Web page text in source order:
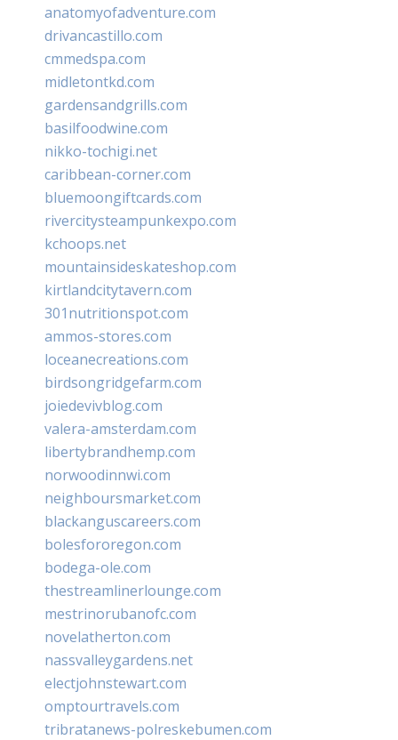
anatomyofadventure.com
drivancastillo.com
cmmedspa.com
midletontkd.com
gardensandgrills.com
basilfoodwine.com
nikko-tochigi.net
caribbean-corner.com
bluemoongiftcards.com
rivercitysteampunkexpo.com
kchoops.net
mountainsideskateshop.com
kirtlandcitytavern.com
301nutritionspot.com
ammos-stores.com
loceanecreations.com
birdsongridgefarm.com
joiedevivblog.com
valera-amsterdam.com
libertybrandhemp.com
norwoodinnwi.com
neighboursmarket.com
blackanguscareers.com
bolesfororegon.com
bodega-ole.com
thestreamlinerlounge.com
mestrinorubanofc.com
novelatherton.com
nassvalleygardens.net
electjohnstewart.com
omptourtravels.com
tribratanews-polreskebumen.com